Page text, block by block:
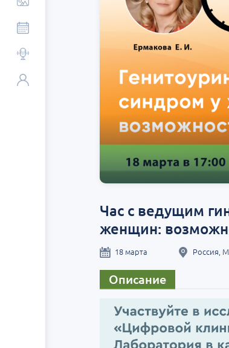
Час с ведущим
женщин:
18 марта Россия,
Описание